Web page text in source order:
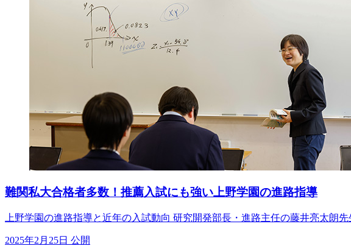
難関私大合格者多数！推薦入試にも強い上野学園の進路指導
上野学園の進路指導と近年の入試動向 研究開発部長・進路主任の藤井亮太
2025年2月25日 公開